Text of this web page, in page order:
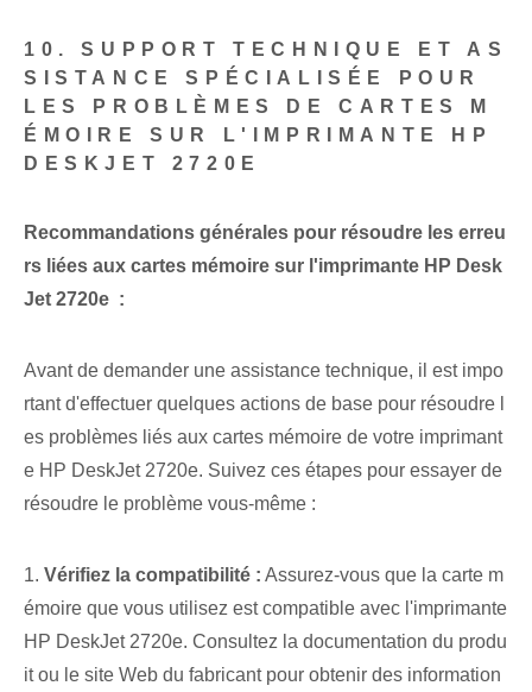
10. SUPPORT TECHNIQUE ET AS
SISTANCE SPÉCIALISÉE POUR
LES PROBLÈMES DE CARTES M
ÉMOIRE SUR L'IMPRIMANTE HP
DESKJET 2720E
Recommandations générales pour résoudre les erreu
rs liées aux cartes mémoire sur l'imprimante HP Desk
Jet ⁤2720e ⁤ :
Avant de demander une assistance technique, il est impo
rtant d'effectuer quelques actions de base pour résoudre l
es problèmes liés aux cartes mémoire de votre imprimant
e HP DeskJet 2720e. Suivez ces étapes pour essayer de
résoudre le problème vous-même :
1. Vérifiez la compatibilité : Assurez-vous que la carte m
émoire⁤ que vous utilisez est compatible avec l'imprimante
HP​ DeskJet 2720e. Consultez la documentation du produ
it ou le site Web du fabricant pour obtenir des information